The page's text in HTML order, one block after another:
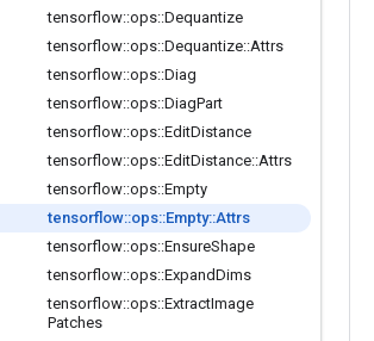
tensorflow::ops::Dequantize
tensorflow::ops::Dequantize::Attrs
tensorflow::ops::Diag
tensorflow::ops::DiagPart
tensorflow::ops::EditDistance
tensorflow::ops::EditDistance::Attrs
tensorflow::ops::Empty
tensorflow::ops::Empty::Attrs
tensorflow::ops::EnsureShape
tensorflow::ops::ExpandDims
tensorflow::ops::ExtractImage
Patches